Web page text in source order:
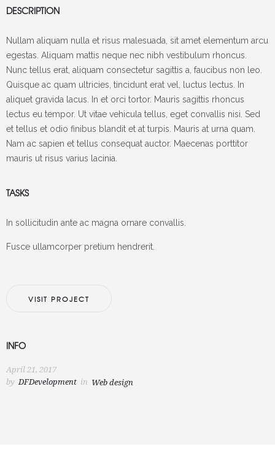
DESCRIPTION
Nullam aliquam nulla et risus malesuada, sit amet elementum arcu
egestas. Aliquam mattis neque nec nibh vestibulum rhoncus.
Nunc tellus erat, aliquam consectetur sagittis a, faucibus non leo.
Quisque ac quam ultricies, tincidunt erat vel, luctus lectus. In
aliquet gravida lacus. In et orci tortor. Mauris sagittis rhoncus
lectus eu tempor. Ut vitae vehicula tellus, eget convallis nisi. Sed
et tellus et odio finibus blandit et at turpis. Mauris at urna quam.
Nam ac sapien et tellus consequat auctor. Maecenas porttitor
mauris ut risus varius lacinia.
TASKS
In sollicitudin ante ac magna ornare convallis.
Fusce ullamcorper pretium hendrerit.
VISIT PROJECT
INFO
April 21, 2017
by DFDevelopment in Web design